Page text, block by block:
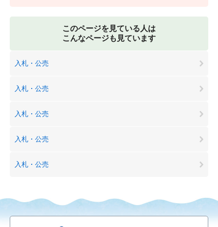
このページを見ている人は
こんなページも見ています
入札・公売
入札・公売
入札・公売
入札・公売
入札・公売